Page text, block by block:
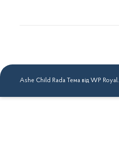
Ashe Child Rada Тема від WP Royal.